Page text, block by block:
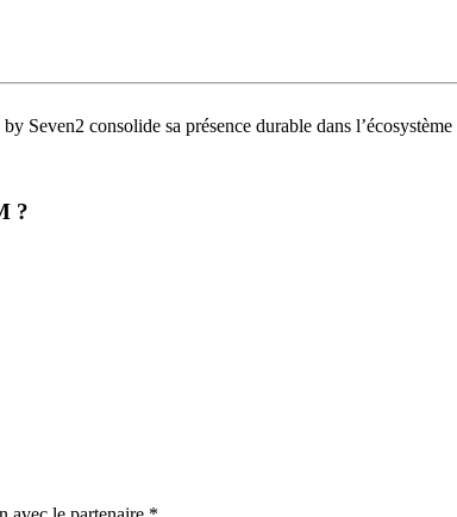
Seven2 consolide sa présence durable dans
?